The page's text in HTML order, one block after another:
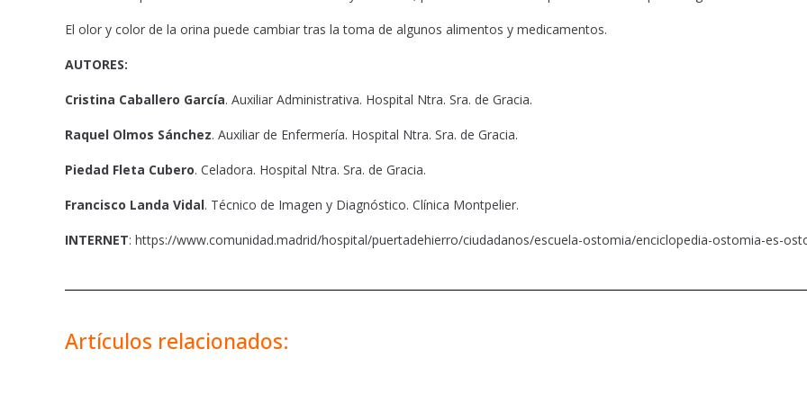
El olor y color de la orina puede cambiar tras la toma de algunos alimentos y medicamentos.
AUTORES:
Cristina Caballero García. Auxiliar Administrativa. Hospital Ntra. Sra. de Gracia.
Raquel Olmos Sánchez. Auxiliar de Enfermería. Hospital Ntra. Sra. de Gracia.
Piedad Fleta Cubero. Celadora. Hospital Ntra. Sra. de Gracia.
Francisco Landa Vidal. Técnico de Imagen y Diagnóstico. Clínica Montpelier.
INTERNET: https://www.comunidad.madrid/hospital/puertadehierro/ciudadanos/escuela-ostomia/enciclopedia-ostomia-es-
Artículos relacionados: